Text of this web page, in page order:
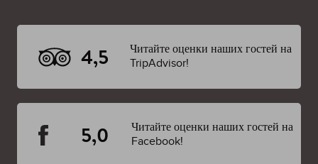
4,5
Читайте оценки наших гостей на
TripAdvisor!
5,0
Читайте оценки наших гостей на
Facebook!